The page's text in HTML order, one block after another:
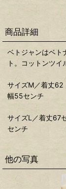
商品詳細
ベトジャンはベト
ト。コットンツイ
サイズM／着丈62
幅55センチ
サイズL／着丈67
センチ
他の写真